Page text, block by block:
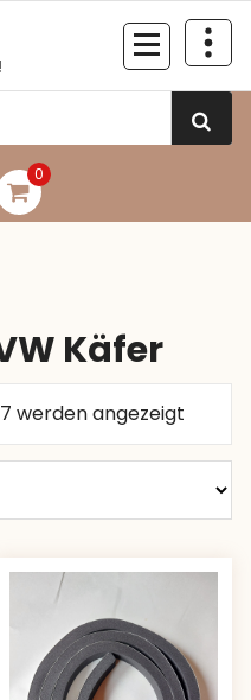
0
Käfer
werden angezeigt